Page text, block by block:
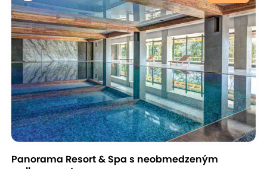
Panorama Resort & Spa s neobmedzeným